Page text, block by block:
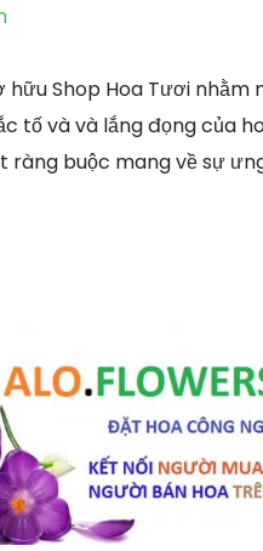
hữu Shop Hoa Tươi nhằm
tố và và lắng đọng của
ràng buộc mang về sự